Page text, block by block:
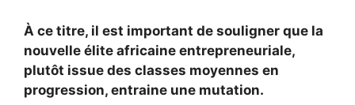
À ce titre, il est important de souligner que la
nouvelle élite africaine entrepreneuriale,
plutôt issue des classes moyennes en
progression, entraine une mutation.